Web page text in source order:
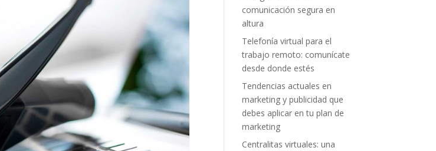
comunicación segura en
altura
Telefonía virtual para el
trabajo remoto: comunícate
desde donde estés
Tendencias actuales en
marketing y publicidad que
debes aplicar en tu plan de
marketing
Centralitas virtuales: una